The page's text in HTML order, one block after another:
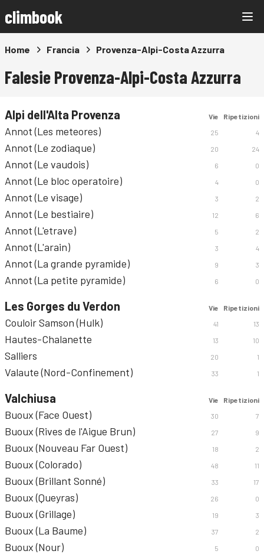
climbook
Home Francia Provenza-Alpi-Costa Azzurra
Falesie Provenza-Alpi-Costa Azzurra
Alpi dell'Alta Provenza Vie Ripetizioni
Annot (Les meteores) 25 4
Annot (Le zodiaque) 20 24
Annot (Le vaudois) 6 0
Annot (Le bloc operatoire) 4 0
Annot (Le visage) 3 2
Annot (Le bestiaire) 12 6
Annot (L'etrave) 5 2
Annot (L'arain) 3 4
Annot (La grande pyramide) 9 3
Annot (La petite pyramide) 6 0
Les Gorges du Verdon Vie Ripetizioni
Couloir Samson (Hulk) 41 13
Hautes-Chalanette 13 10
Salliers 20 1
Valaute (Nord-Confinement) 33 1
Valchiusa Vie Ripetizioni
Buoux (Face Ouest) 30 7
Buoux (Rives de l'Aigue Brun) 27 9
Buoux (Nouveau Far Ouest) 18 2
Buoux (Colorado) 48 11
Buoux (Brillant Sonné) 33 17
Buoux (Queyras) 26 0
Buoux (Grillage) 19 3
Buoux (La Baume) 37 2
Buoux (Nour) 5 0